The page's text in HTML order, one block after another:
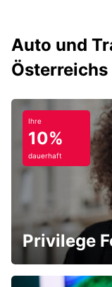
Auto und
Ihre
10%
dauerhaft
Privilege